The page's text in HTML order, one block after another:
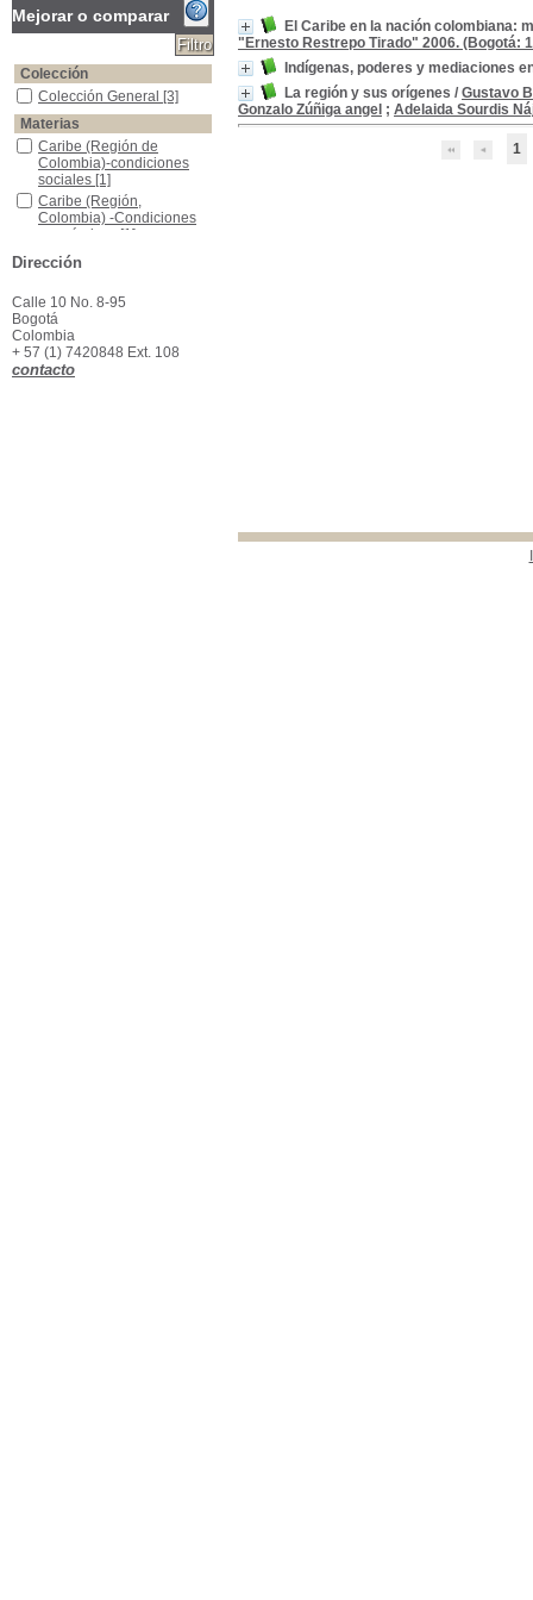
El Caribe en la nación colombiana:
"Ernesto Restrepo Tirado" 2006. (Bogotá:
Indígenas, poderes y mediaciones
La región y sus orígenes / Gustavo
Gonzalo Zúñiga angel ; Adelaida Sourdis
1
Mejorar o comparar
Colección
Colección General
Colección General [3]
Materias
Caribe (Región de Colombia)-condiciones sociales
Caribe (Región de
Colombia)-condiciones
sociales [1]
Caribe (Región, Colombia) -Condiciones económicas
Caribe (Región,
Colombia) -Condiciones
económicas [1]
Comunidades indígenas -- Historia -- La Guajira (Colombia) -- 1750-1850
Comunidades indígenas -
- Historia -- La Guajira
[1]
Etnohistoria -- La Guajira (Colombia)
Etnohistoria -- La Guajira
(Colombia)[1]
La Guajira (Colombia) -- Historia -- 1750-1850
La Guajira (Colombia) --
Historia -- 1750-1850
Dirección
Calle 10 No. 8-95
Bogotá
Colombia
+ 57 (1) 7420848 Ext. 108
contacto